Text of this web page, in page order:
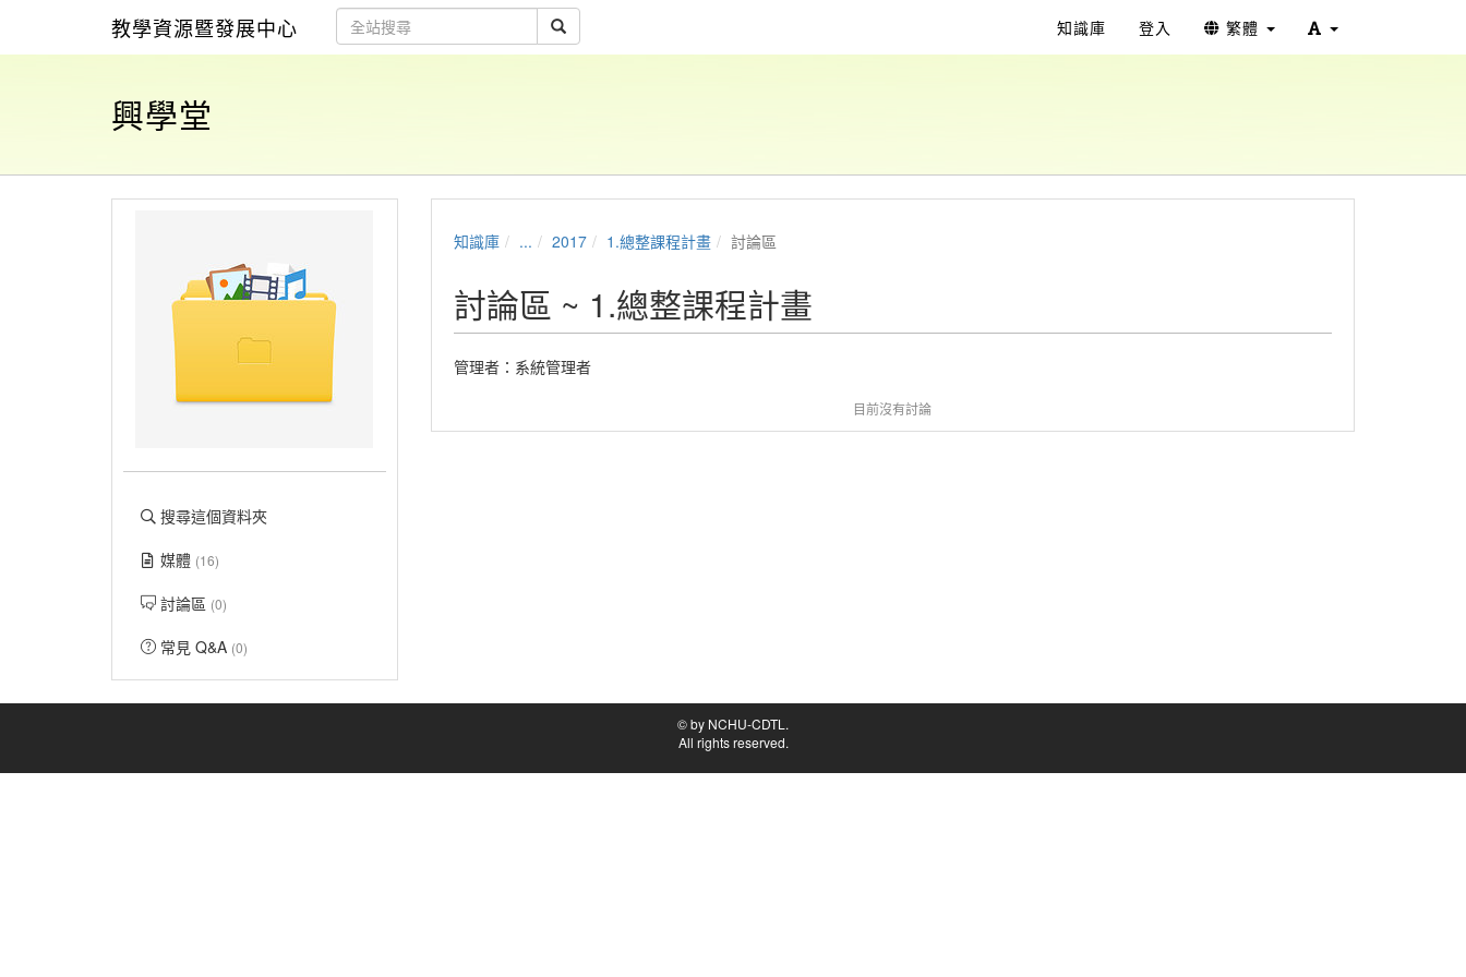
教學資源暨發展中心 知識庫 登入 繁體
興學堂
搜尋這個資料夾
媒體 (16)
討論區 (0)
常見 Q&A (0)
知識庫 ... 2017 1.總整課程計畫 討論區
討論區 ~ 1.總整課程計畫
管理者： 系統管理者
目前沒有討論
© by NCHU-CDTL.
All rights reserved.